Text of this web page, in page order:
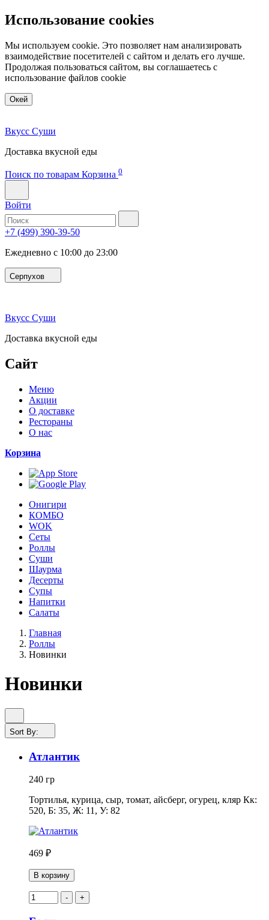
Использование cookies
Мы используем cookie. Это позволяет нам анализировать
взаимодействие посетителей с сайтом и делать его лучше.
Продолжая пользоваться сайтом, вы соглашаетесь с
использование файлов cookie
Окей
Вкусс Суши
Доставка вкусной еды
Поиск по товарам Корзина 0
Войти
+7 (499) 390-39-50
Ежедневно с 10:00 до 23:00
Серпухов
Вкусс Суши
Доставка вкусной еды
Сайт
Меню
Акции
О доставке
Рестораны
О нас
Корзина
Онигири
КОМБО
WOK
Сеты
Роллы
Суши
Шаурма
Десерты
Супы
Напитки
Салаты
Главная
Роллы
Новинки
Новинки
Sort By:
Атлантик
240 гр
Тортилья, курица, сыр, томат, айсберг, огурец, кляр Кк:
520, Б: 35, Ж: 11, У: 82
469 ₽
В корзину
- +